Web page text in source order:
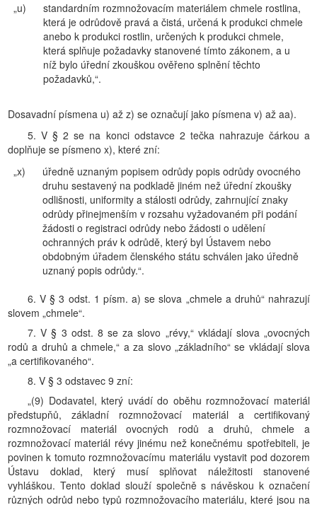
„u)
standardním rozmnožovacím materiálem chmele rostlina,
která je odrůdově pravá a čistá, určená k produkci chmele
anebo k produkci rostlin, určených k produkci chmele,
která splňuje požadavky stanovené tímto zákonem, a u
níž bylo úřední zkouškou ověřeno splnění těchto
požadavků,“.
Dosavadní písmena u) až z) se označují jako písmena v) až aa).
5. V § 2 se na konci odstavce 2 tečka nahrazuje čárkou a
doplňuje se písmeno x), které zní:
„x)
úředně uznaným popisem odrůdy popis odrůdy ovocného
druhu sestavený na podkladě jiném než úřední zkoušky
odlišnosti, uniformity a stálosti odrůdy, zahrnující znaky
odrůdy přinejmenším v rozsahu vyžadovaném při podání
žádosti o registraci odrůdy nebo žádosti o udělení
ochranných práv k odrůdě, který byl Ústavem nebo
obdobným úřadem členského státu schválen jako úředně
uznaný popis odrůdy.“.
6. V § 3 odst. 1 písm. a) se slova „chmele a druhů“ nahrazují
slovem „chmele“.
7. V § 3 odst. 8 se za slovo „révy,“ vkládají slova „ovocných
rodů a druhů a chmele,“ a za slovo „základního“ se vkládají slova
„a certifikovaného“.
8. V § 3 odstavec 9 zní:
„(9) Dodavatel, který uvádí do oběhu rozmnožovací materiál
předstupňů, základní rozmnožovací materiál a certifikovaný
rozmnožovací materiál ovocných rodů a druhů, chmele a
rozmnožovací materiál révy jinému než konečnému spotřebiteli, je
povinen k tomuto rozmnožovacímu materiálu vystavit pod dozorem
Ústavu doklad, který musí splňovat náležitosti stanovené
vyhláškou. Tento doklad slouží společně s návěskou k označení
různých odrůd nebo typů rozmnožovacího materiálu, které jsou na